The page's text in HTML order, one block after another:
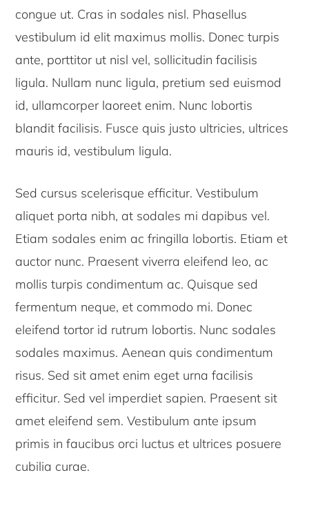
congue ut. Cras in sodales nisl. Phasellus
vestibulum id elit maximus mollis. Donec turpis
ante, porttitor ut nisl vel, sollicitudin facilisis
ligula. Nullam nunc ligula, pretium sed euismod
id, ullamcorper laoreet enim. Nunc lobortis
blandit facilisis. Fusce quis justo ultricies, ultrices
mauris id, vestibulum ligula.
Sed cursus scelerisque efficitur. Vestibulum
aliquet porta nibh, at sodales mi dapibus vel.
Etiam sodales enim ac fringilla lobortis. Etiam et
auctor nunc. Praesent viverra eleifend leo, ac
mollis turpis condimentum ac. Quisque sed
fermentum neque, et commodo mi. Donec
eleifend tortor id rutrum lobortis. Nunc sodales
sodales maximus. Aenean quis condimentum
risus. Sed sit amet enim eget urna facilisis
efficitur. Sed vel imperdiet sapien. Praesent sit
amet eleifend sem. Vestibulum ante ipsum
primis in faucibus orci luctus et ultrices posuere
cubilia curae.